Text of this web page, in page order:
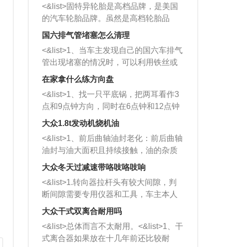
<&list>固特异轮胎是高档品牌，是美国
的汽车轮胎品牌。虽然是高档轮胎品
牌，但是中高低端的轮胎都有生产，这
也是为了更好的开拓市场。
国六排气管堵塞怎么清理
<&list>1、当车主发现自己的国六车排气
管出现堵塞的情况时，可以利用铁丝或
者是细棍，直接将杂物给取出来，如果
堵塞情况比较严重，也可以采取应急措
施。 <&list>2、直接利用木棍将所有的
杂物推到排气管里面的位置处，然后将
三元催化器拆解开，就可以将堵塞的东
西取出来。但如果是因为积碳过多引起
的堵塞，就需要将三元催化器泡在草酸
洗剂对堵塞的情况得到解决，将清洗剂
放在燃油箱中，与燃油混合后，车辆启
动时，就可以和汽油一起进入到燃烧
室，最后形成废气排出，就可以让三元
催化器得到清洗，排气管堵塞的情况就
能够得到解决。
在家拿什么练方向盘
<&list>1、找一只平底锅，把两耳看作3
点和9点钟方向，同时在6点钟和12点钟
方向做一个标记。 <&list>2、双手握住
一圈半的练习，往右同样也要打相同的
圈数。 <&list>3、最后强调要反复练
习，这样就可以形成肌肉记忆，在真实
驾驶车辆时，不需要记忆也能打好方
向。
大众1.8t发动机烧机油
<&list>1、前后曲轴油封老化：前后曲轴
油封与油大面积且持续接触，油的杂质
和发动机内持续温度变化使其密封效果
逐渐减弱，导致渗油或漏油。<&list>2、
活塞间隙过大：积碳会使活塞环与缸体
的间隙扩大，导致机油流入燃烧室中，
造成烧机油。<&list>3、机油粘度。使用
机油粘度过小的话，同样会有烧机油现
象，机油粘度过小具有很好的流动性，
大众冬天过减速带咯吱咯吱响
<&list>1.转向器拉杆头有较大间隙，判
断间隙需要专用仪器和工具，车主本人
无法制作，需要将车辆送到修理厂或4s
店；<&list>2.车辆半轴套管防尘罩破
裂，破裂后会出现漏油现象，使半轴磨
损严重，磨损的半轴容易损坏，产生异
大众干式双离合耐用吗
<&list>总体而言不太耐用。<&list>1、干
式离合器如果放在十几年前还比较耐